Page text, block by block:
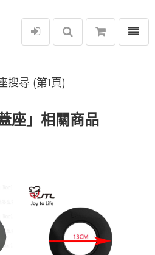
選單
搜尋 (第1頁)
座」相關商品